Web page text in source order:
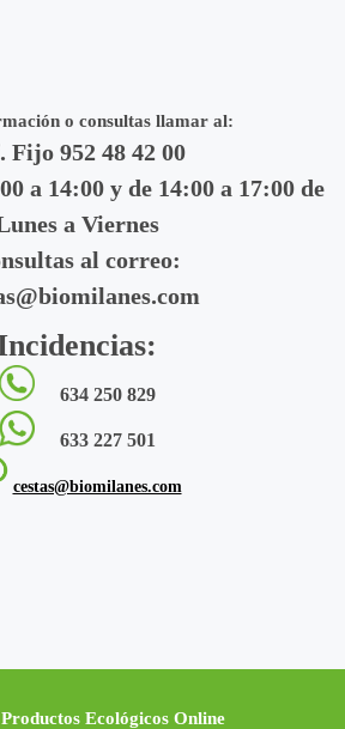
o consultas llamar al:
Fijo 952 48 42 00
a 14:00 y de 14:00 a 17:00 de
a Viernes
al correo:
634 250 829
633 227 501
cestas@biomilanes.com
Ecológicos Online